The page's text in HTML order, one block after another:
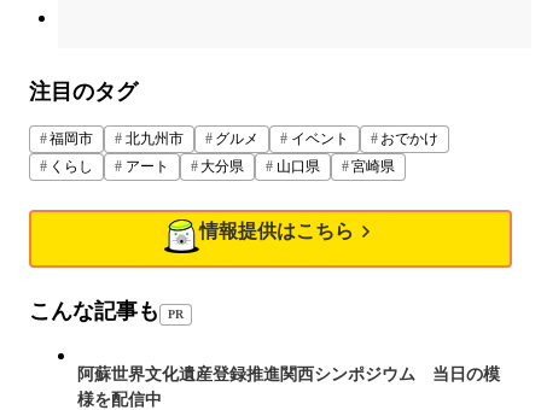
注目のタグ
福岡市 北九州市 グルメ イベント
おでかけ
くらし
アート 大分県 山口県 宮崎県
情報提供はこちら
こんな記事も PR
阿蘇世界文化遺産登録推進関西シンポジウム 当日の模
様を配信中